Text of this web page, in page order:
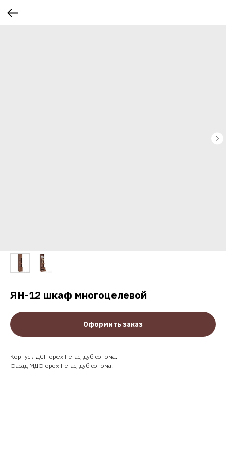
ЯН-12 шкаф многоцелевой
Оформить заказ
Корпус ЛДСП орех Пегас, дуб сонома.
Фасад МДФ орех Пегас, дуб сонома.